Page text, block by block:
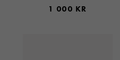
1 000 KR